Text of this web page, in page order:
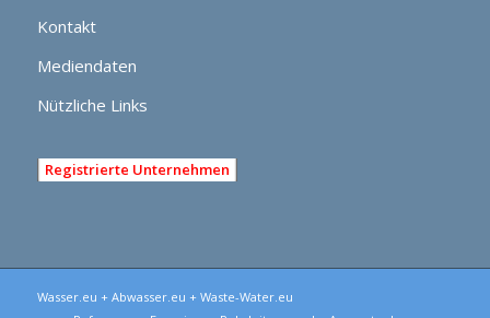
Kontakt
Mediendaten
Nützliche Links
Registrierte Unternehmen
Wasser.eu + Abwasser.eu + Waste-Water.eu